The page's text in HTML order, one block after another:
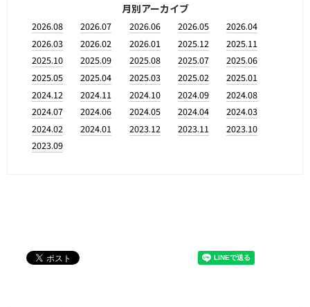
月別アーカイブ
2026.08 2026.07 2026.06 2026.05
2026.04
2026.03
2026.02 2026.01 2025.12
2025.11
2025.10
2025.09 2025.08 2025.07
2025.06
2025.05
2025.04 2025.03 2025.02
2025.01
2024.12
2024.11 2024.10 2024.09
2024.08
2024.07
2024.06 2024.05 2024.04
2024.03
2024.02
2024.01 2023.12 2023.11
2023.10
2023.09